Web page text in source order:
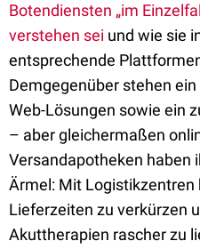
Botendiensten „im
verstehen sei und wie sie
entsprechende
Demgegenüber stehen
Web-Lösungen sowie ein
– aber gleichermaßen
Versandapotheken haben
Ärmel: Mit Logistikzentren
Lieferzeiten zu verkürzen
Akuttherapien rascher zu